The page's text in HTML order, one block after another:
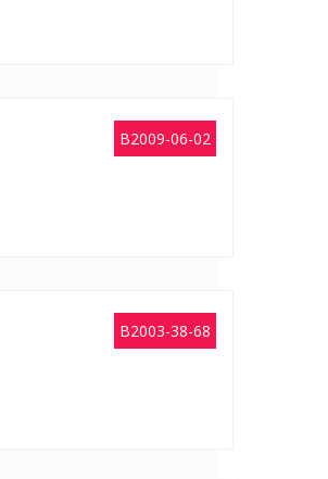
B2009-06-02
B2003-38-68